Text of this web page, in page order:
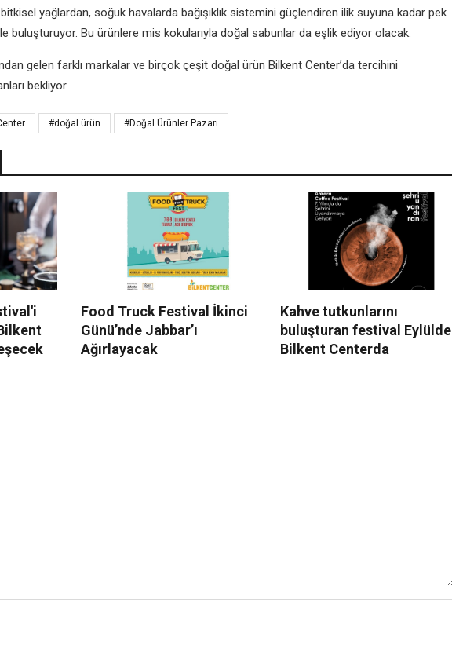
yağlardan, soğuk havalarda bağışıklık sistemini güçlendiren ilik suyuna kadar pek
buluşturuyor. Bu ürünlere mis kokularıyla doğal sabunlar da eşlik ediyor olacak.
gelen farklı markalar ve birçok çeşit doğal ürün Bilkent Center’da tercihini
bekliyor.
#doğal ürün #Doğal Ürünler Pazarı
Food Truck Festival İkinci
Günü’nde Jabbar’ı
Ağırlayacak
Kahve tutkunlarını
buluşturan festival Eylülde
Bilkent Centerda